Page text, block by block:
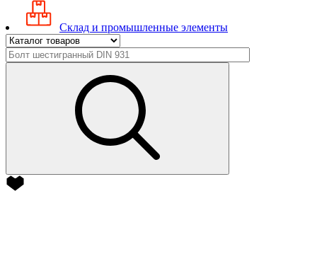
Склад и промышленные элементы